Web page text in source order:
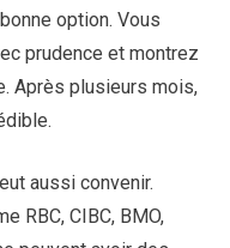
option. Vous
prudence et montrez
Après plusieurs mois,
aussi convenir.
RBC, CIBC, BMO,